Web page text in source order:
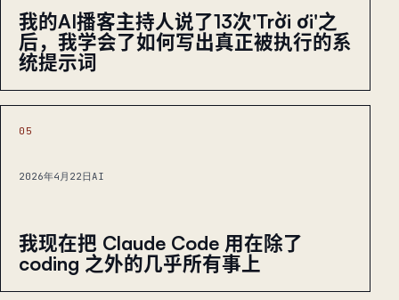
我的AI播客主持人说了13次'Trời ơi'之
后，我学会了如何写出真正被执行的系
统提示词
05
2026年4月22日 AI
我现在把 Claude Code 用在除了
coding 之外的几乎所有事上